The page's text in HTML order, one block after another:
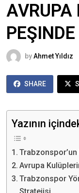
AVRUPA
PEŞINDE
byAhmet Yıldız
SHARE
Yazının
Trabzonspor’un
Avrupa
Trabzonspor